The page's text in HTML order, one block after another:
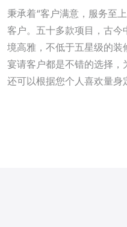
秉承着“客户满意，服务至
客户。五十多款项目，古
境高雅，不低于五星级的装
宴请客户都是不错的选择，
还可以根据您个人喜欢量身